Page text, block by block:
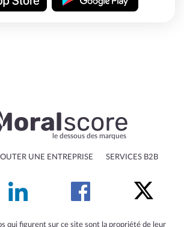
le dessous des marques
UNE ENTREPRISE SERVICES B2B
qui figurent sur ce site sont la propriété de leur